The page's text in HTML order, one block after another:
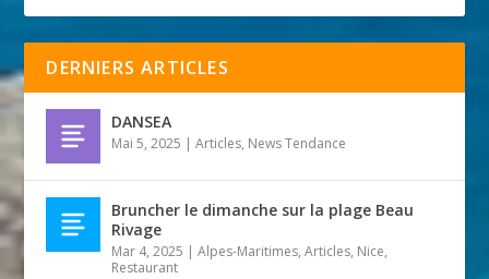
DERNIERS ARTICLES
DANSEA
Mai 5, 2025 |Articles, News Tendance
Bruncher le dimanche sur la plage Beau
Rivage
Mar 4, 2025 |Alpes-Maritimes,Articles, Nice,
Restaurant